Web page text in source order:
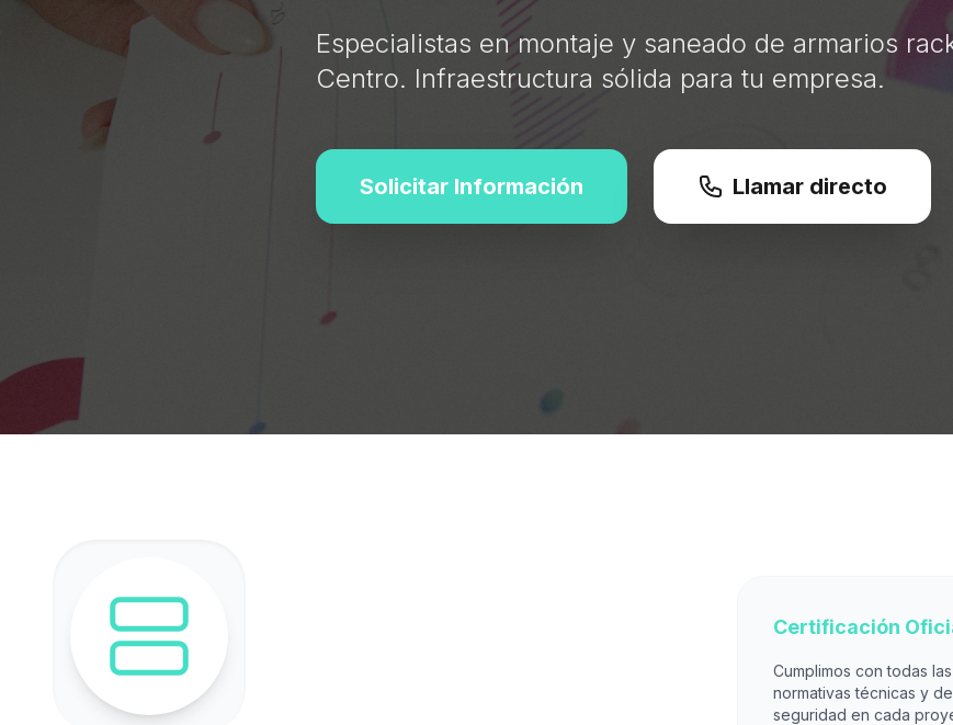
Especialistas en montaje y saneado de armarios
Centro. Infraestructura sólida para tu empresa.
Solicitar Información Llamar directo
Certificación
Cumplimos con todas las
normativas técnicas y de
seguridad en cada